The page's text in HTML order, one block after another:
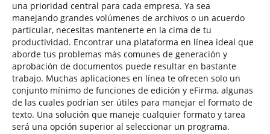
una prioridad central para cada empresa. Ya sea
manejando grandes volúmenes de archivos o un acuerdo
particular, necesitas mantenerte en la cima de tu
productividad. Encontrar una plataforma en línea ideal que
aborde tus problemas más comunes de generación y
aprobación de documentos puede resultar en bastante
trabajo. Muchas aplicaciones en línea te ofrecen solo un
conjunto mínimo de funciones de edición y eFirma, algunas
de las cuales podrían ser útiles para manejar el formato de
texto. Una solución que maneje cualquier formato y tarea
será una opción superior al seleccionar un programa.